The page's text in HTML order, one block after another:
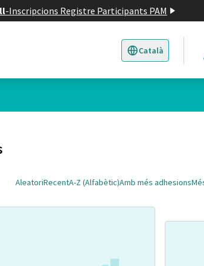
-Inscripcions Registre Participants PAM
Català
Triar la llengua
AleatoriRecentA-Z (Alfabètic)Amb més adhesions